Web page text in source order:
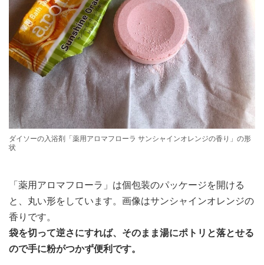
ダイソーの入浴剤「薬用アロマフローラ サンシャインオレンジの香り」の形
状
「薬用アロマフローラ」は個包装のパッケージを開ける
と、丸い形をしています。画像はサンシャインオレンジの
香りです。
袋を切って逆さにすれば、そのまま湯にポトリと落とせる
ので手に粉がつかず便利です。